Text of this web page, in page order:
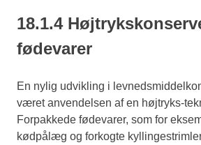
18.1.4
fødevarer
En nylig udvikling i
været anvendelsen af en højtryks-
Forpakkede fødevarer, som for
kødpålæg og forkogte